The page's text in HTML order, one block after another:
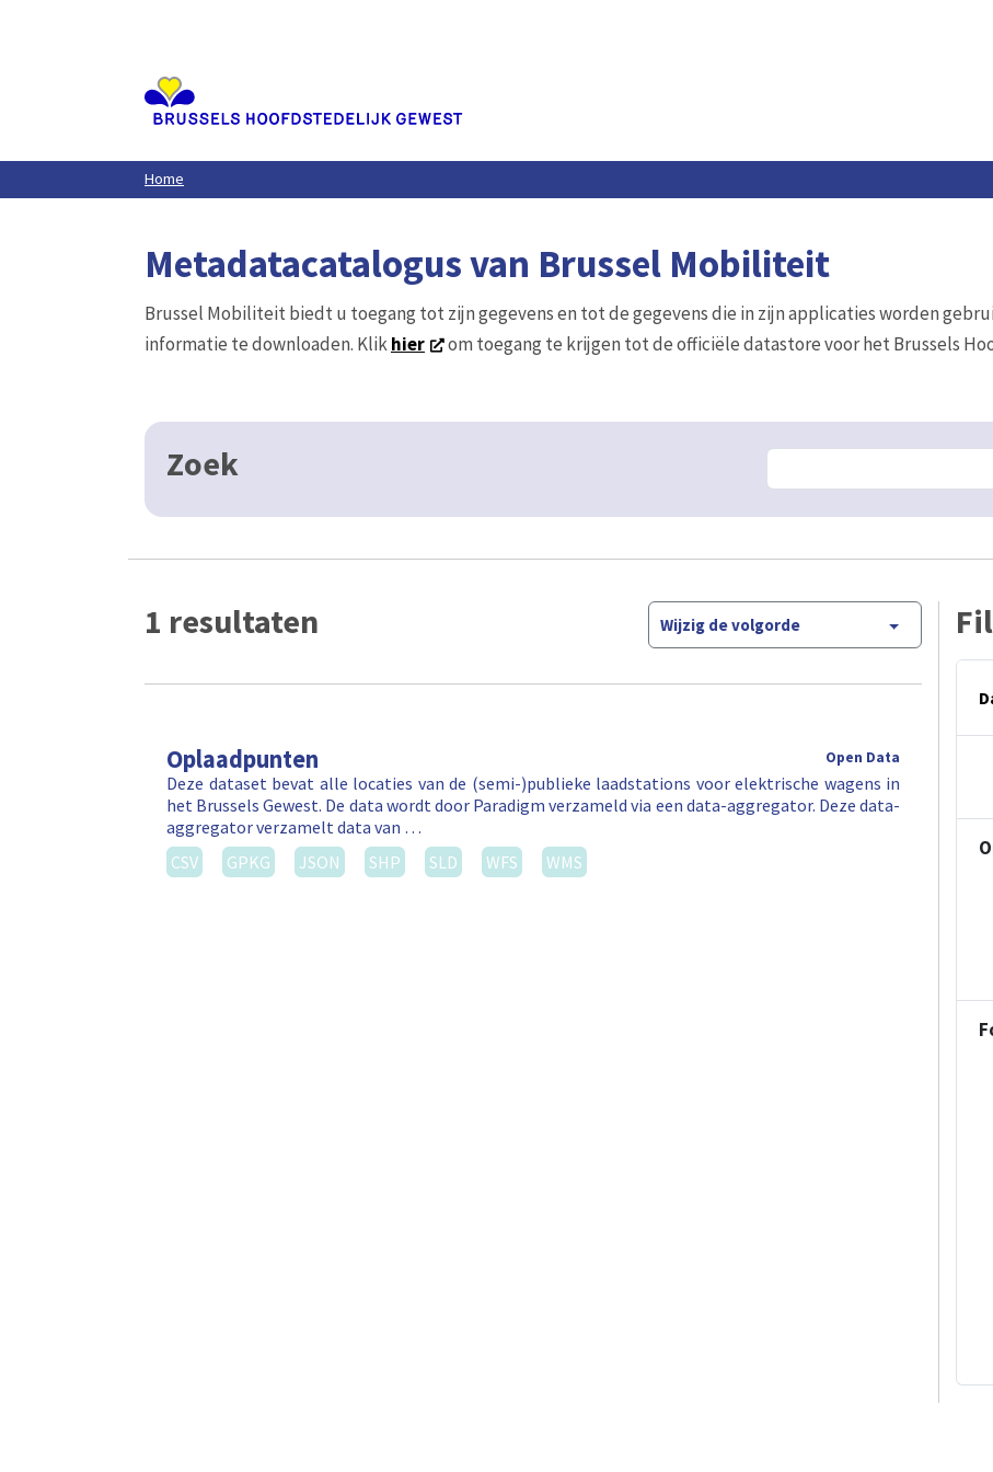
Home
Metadatacatalogus van Brussel Mobiliteit
Brussel Mobiliteit biedt u toegang tot zijn gegevens en tot de gegevens die in zijn applicaties worden
informatie te downloaden. Klikhier om toegang te krijgen tot de officiële datastore voor het Brussels
Zoek
1 resultaten Wijzig de volgorde
Oplaadpunten Open Data
Deze dataset bevat alle locaties van de (semi-)publieke laadstations voor elektrische wagens in
het Brussels Gewest. De data wordt door Paradigm verzameld via een data-aggregator. Deze data-
aggregator verzamelt data van …
CSV
GPKG JSON SHP SLD WFS WMS